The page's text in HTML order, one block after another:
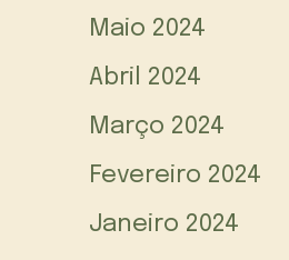
Maio 2024
Abril 2024
Março 2024
Fevereiro 2024
Janeiro 2024